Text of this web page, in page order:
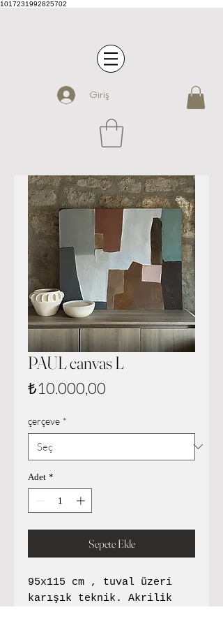
1017231992825702
Giriş
PAUL canvas L
₺10.000,00
çerçeve *
Adet *
Sepete Ekle
95x115 cm , tuval üzeri
karışık teknik. Akrilik